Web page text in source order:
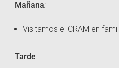
Mañana:
Visitamos el CRAM en
Tarde: